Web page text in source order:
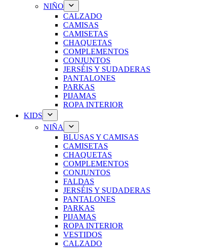
NIÑO
CALZADO
CAMISAS
CAMISETAS
CHAQUETAS
COMPLEMENTOS
CONJUNTOS
JERSÉIS Y SUDADERAS
PANTALONES
PARKAS
PIJAMAS
ROPA INTERIOR
KIDS
NIÑA
BLUSAS Y CAMISAS
CAMISETAS
CHAQUETAS
COMPLEMENTOS
CONJUNTOS
FALDAS
JERSÉIS Y SUDADERAS
PANTALONES
PARKAS
PIJAMAS
ROPA INTERIOR
VESTIDOS
CALZADO